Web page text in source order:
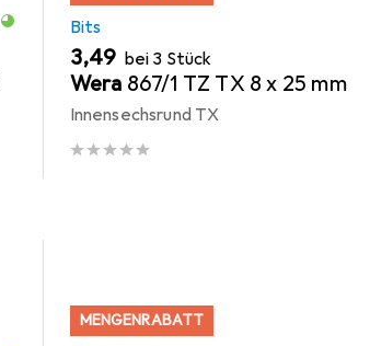
Bits
EUR
3,49 bei 3 Stück
Wera 867/1 TZ TX 8 x 25 mm
Innensechsrund TX
MENGENRABATT